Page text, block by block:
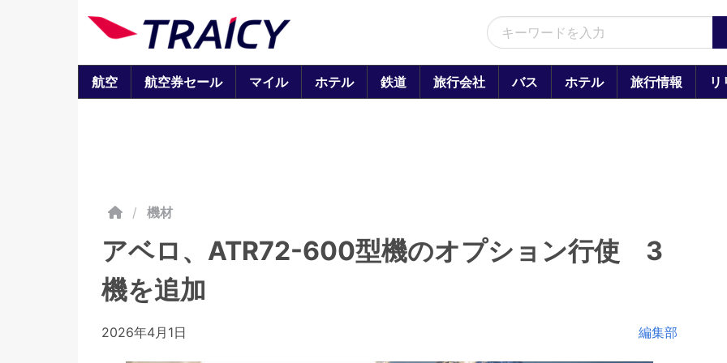
航空 航空券セール マイル ホテル 鉄道 旅行会社 バス ホテル 旅行情報 リ
/ 機材
アベロ、ATR72-600型機のオプション行使 3
機を追加
2026年4月1日 編集部